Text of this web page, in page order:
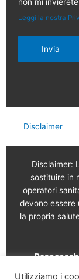
Leggi la nostra
Invia
Disclaimer
Disclaimer:
sostituire in
operatori
devono essere
la propria
Utilizziamo i